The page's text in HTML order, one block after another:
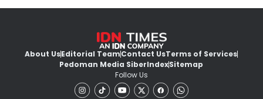
About UsEditorial TeamContact UsTerms of Services
Pedoman Media SiberIndexSitemap
Follow Us